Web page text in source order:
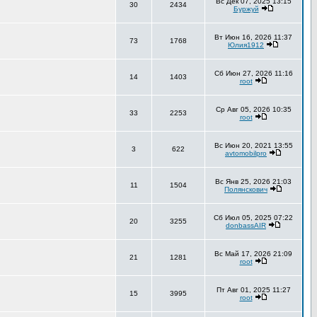
30 2434
Буржуй
73 1768
Вт Июн 16, 2026 11:37
Юлия1912
14 1403
Сб Июн 27, 2026 11:16
root
33 2253
Ср Авг 05, 2026 10:35
root
3 622
Вс Июн 20, 2021 13:55
avtomobilpro
11 1504
Вс Янв 25, 2026 21:03
Полянскович
20 3255
Сб Июл 05, 2025 07:22
donbassAIR
21 1281
Вс Май 17, 2026 21:09
root
15 3995
Пт Авг 01, 2025 11:27
root